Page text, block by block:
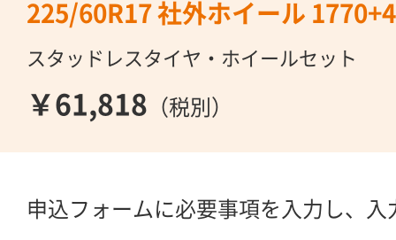
225/60R17 社外ホイール
スタッドレスタイヤ・ホイールセット
￥61,818 （税別）
申込フォームに必要事項を入力し、